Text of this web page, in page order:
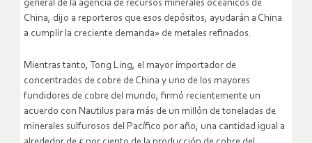
general de la agencia de recursos minerales oceánicos de
China, dijo a reporteros que esos depósitos, ayudarán a China
a cumplir la creciente demanda» de metales refinados.
Mientras tanto, Tong Ling, el mayor importador de
concentrados de cobre de China y uno de los mayores
fundidores de cobre del mundo, firmó recientemente un
acuerdo con Nautilus para más de un millón de toneladas de
minerales sulfurosos del Pacífico por año; una cantidad igual a